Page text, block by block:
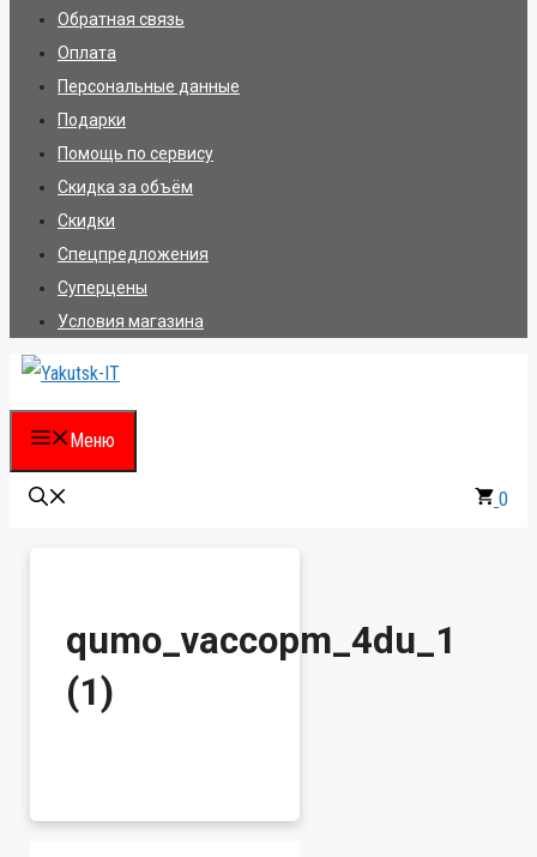
Обратная связь
Оплата
Персональные данные
Подарки
Помощь по сервису
Скидка за объём
Скидки
Спецпредложения
Суперцены
Условия магазина
Меню
0
qumo_vaccopm_4du_1
(1)